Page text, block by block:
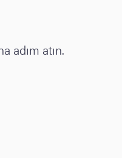
adım atın.